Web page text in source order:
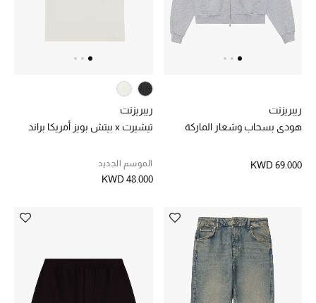
الحمام
الشموع والعطور المنزلية
مستلزمات المنزل
تسوقوا للمنزل
عرض كل التنزيلات
أبرز المصممين
مجوهرات فاخرة للنساء
ريبريزنت
هودي بسحاب وشعار الماركة
KWD 69.000
ريبريزنت
تيشيرت x بيتش بويز أمريكا براند
الموسم الجديد
KWD 48.000